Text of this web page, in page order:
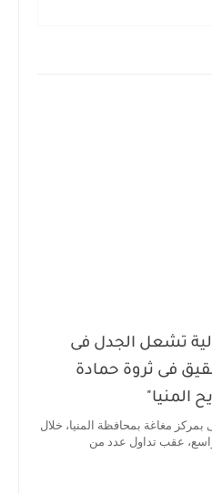
تشعل الجدل فى
فى ثروة حمادة
المنيا"
مغاغة بمحافظة المنيا، خلال
عقب تداول عدد من